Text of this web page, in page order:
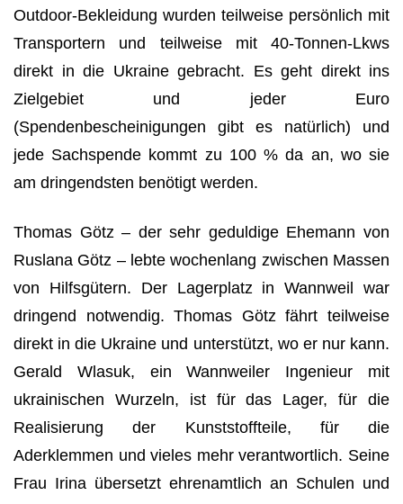
Outdoor-Bekleidung wurden teilweise persönlich mit
Transportern und teilweise mit 40-Tonnen-Lkws
direkt in die Ukraine gebracht. Es geht direkt ins
Zielgebiet und jeder Euro
(Spendenbescheinigungen gibt es natürlich) und
jede Sachspende kommt zu 100 % da an, wo sie
am dringendsten benötigt werden.
Thomas Götz – der sehr geduldige Ehemann von
Ruslana Götz – lebte wochenlang zwischen Massen
von Hilfsgütern. Der Lagerplatz in Wannweil war
dringend notwendig. Thomas Götz fährt teilweise
direkt in die Ukraine und unterstützt, wo er nur kann.
Gerald Wlasuk, ein Wannweiler Ingenieur mit
ukrainischen Wurzeln, ist für das Lager, für die
Realisierung der Kunststoffteile, für die
Aderklemmen und vieles mehr verantwortlich. Seine
Frau Irina übersetzt ehrenamtlich an Schulen und